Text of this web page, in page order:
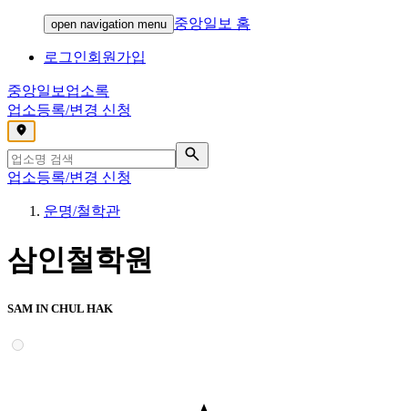
open navigation menu 중앙일보 홈
로그인회원가입
중앙일보 업소록
업소등록/변경 신청
,
업소등록/변경 신청
운명/철학관
삼인철학원
SAM IN CHUL HAK